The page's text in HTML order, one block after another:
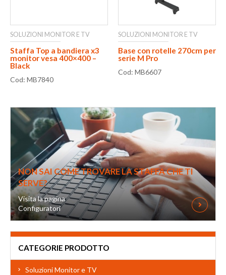
SOLUZIONI MONITOR E TV
Staffa Top a bandiera x3
monitor vesa 400×400 –
Black
Cod: MB7840
SOLUZIONI MONITOR E TV
Base con rotelle 270cm per
serie M Pro
Cod: MB6607
NON SAI COME TROVARE LA STAFFA CHE TI
SERVE?
Visita la pagina
Configuratori
CATEGORIE PRODOTTO
Soluzioni Monitor e TV